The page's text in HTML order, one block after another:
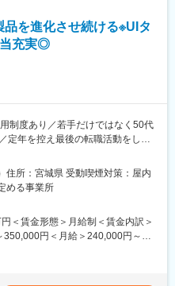
野への挑戦が広がり、主体的に成
る仕組みです。知識の共有やスキ
支援します。
・調整業務
各種帳票・報告書作成
び進捗管理
質課題の原因究明から改善まで
す。不良解析や工程管理を通じ
質の向上や不良低減に直結するた
いを実感できる環境です。特に品
を進化させ続ける※UIタ
当充実◎
制度あり／若手だけではなく50代
定年を控え最後の転職活動をした
ます。製品に使用される電子部品
検証業務を通じて、長期的な製品
住所：宮城県 受動喫煙対策：屋内
める事業所
＜賃金形態＞月給制＜賃金内訳＞
円＜月給＞240,000円～